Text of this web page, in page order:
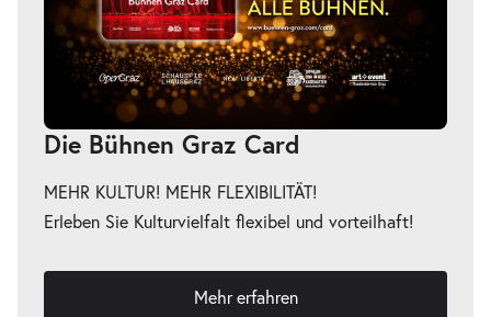
Fremde Heimat-
Mi.
20:00–21:00 Uhr
Die Bühnen Graz Card
MEHR KULTUR! MEHR FLEXIBILITÄT!
Erleben Sie Kulturvielfalt flexibel und vorteilhaft!
Mehr erfahren